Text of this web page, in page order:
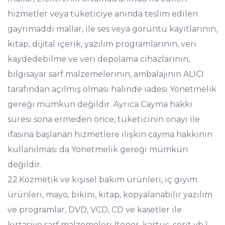
hizmetler veya tüketiciye anında teslim edilen
gayrimaddi mallar, ile ses veya görüntü kayıtlarının,
kitap, dijital içerik, yazılım programlarının, veri
kaydedebilme ve veri depolama cihazlarının,
bilgisayar sarf malzemelerinin, ambalajının ALICI
tarafından açılmış olması halinde iadesi Yönetmelik
gereği mümkün değildir. Ayrıca Cayma hakkı
süresi sona ermeden önce, tüketicinin onayı ile
ifasına başlanan hizmetlere ilişkin cayma hakkının
kullanılması da Yönetmelik gereği mümkün
değildir.
22.Kozmetik ve kişisel bakım ürünleri, iç giyim
ürünleri, mayo, bikini, kitap, kopyalanabilir yazılım
ve programlar, DVD, VCD, CD ve kasetler ile